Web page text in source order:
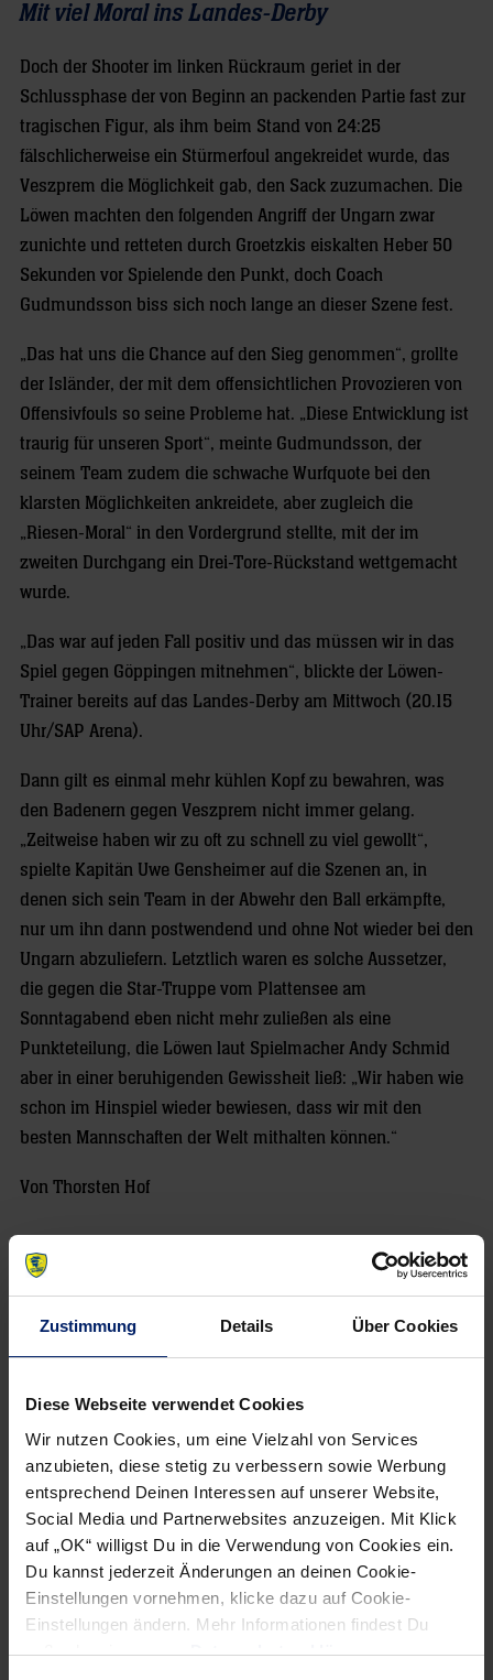
Zustimmung Details Über Cookies
Diese Webseite verwendet Cookies
Wir nutzen Cookies, um eine Vielzahl von Services
anzubieten, diese stetig zu verbessern sowie Werbung
entsprechend Deinen Interessen auf unserer Website,
Social Media und Partnerwebsites anzuzeigen. Mit Klick
auf „OK“ willigst Du in die Verwendung von Cookies ein.
Du kannst jederzeit Änderungen an deinen Cookie-
Einstellungen vornehmen, klicke dazu auf Cookie-
Einstellungen ändern. Mehr Informationen findest Du
außerdem in unsererDatenschutzerklärung.
Mit viel Moral ins Landes-Derby
Doch der Shooter im linken Rückraum geriet in der
Schlussphase der von Beginn an packenden Partie fast zur
tragischen Figur, als ihm beim Stand von 24:25
fälschlicherweise ein Stürmerfoul angekreidet wurde, das
Veszprem die Möglichkeit gab, den Sack zuzumachen. Die
Löwen machten den folgenden Angriff der Ungarn zwar
zunichte und retteten durch Groetzkis eiskalten Heber 50
Sekunden vor Spielende den Punkt, doch Coach
Gudmundsson biss sich noch lange an dieser Szene fest.
„Das hat uns die Chance auf den Sieg genommen“, grollte
der Isländer, der mit dem offensichtlichen Provozieren von
Offensivfouls so seine Probleme hat. „Diese Entwicklung ist
traurig für unseren Sport“, meinte Gudmundsson, der
seinem Team zudem die schwache Wurfquote bei den
klarsten Möglichkeiten ankreidete, aber zugleich die
„Riesen-Moral“ in den Vordergrund stellte, mit der im
zweiten Durchgang ein Drei-Tore-Rückstand wettgemacht
wurde.
„Das war auf jeden Fall positiv und das müssen wir in das
Spiel gegen Göppingen mitnehmen“, blickte der Löwen-
Trainer bereits auf das Landes-Derby am Mittwoch (20.15
Uhr/SAP Arena).
Dann gilt es einmal mehr kühlen Kopf zu bewahren, was
den Badenern gegen Veszprem nicht immer gelang.
„Zeitweise haben wir zu oft zu schnell zu viel gewollt“,
spielte Kapitän Uwe Gensheimer auf die Szenen an, in
denen sich sein Team in der Abwehr den Ball erkämpfte,
nur um ihn dann postwendend und ohne Not wieder bei den
Ungarn abzuliefern. Letztlich waren es solche Aussetzer,
die gegen die Star-Truppe vom Plattensee am
Sonntagabend eben nicht mehr zuließen als eine
Punkteteilung, die Löwen laut Spielmacher Andy Schmid
aber in einer beruhigenden Gewissheit ließ: „Wir haben wie
schon im Hinspiel wieder bewiesen, dass wir mit den
besten Mannschaften der Welt mithalten können.“
Von Thorsten Hof
NEWSLETTER
Newsletterhier abonnieren.
Post
navigation
previous
Gudmundur
Alle News anzeigen
newst
Zwei